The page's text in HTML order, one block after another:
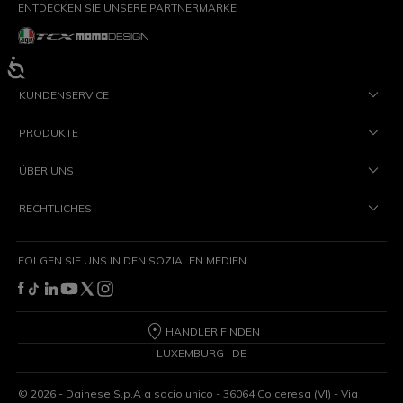
ENTDECKEN SIE UNSERE PARTNERMARKE
KUNDENSERVICE
PRODUKTE
ÜBER UNS
RECHTLICHES
FOLGEN SIE UNS IN DEN SOZIALEN MEDIEN
HÄNDLER FINDEN
LUXEMBURG | DE
© 2026 - Dainese S.p.A a socio unico - 36064 Colceresa (VI) - Via